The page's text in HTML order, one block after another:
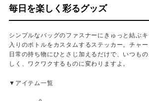
毎日を楽しく彩るグッズ
シンプルなバッグのファスナーにきゅっと結ぶ
入りのボトルをカスタムするステッカー。チャ
日常の持ち物にひとさじ加えるだけで、いつも
しく、ワクワクするものに変わりますよ。
▼アイテム一覧